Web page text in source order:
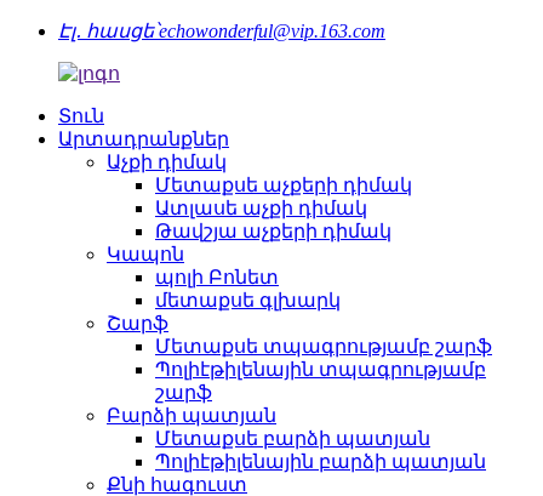
Էլ․ հասցե՝echowonderful@vip.163.com
Տուն
Արտադրանքներ
Աչքի դիմակ
Մետաքսե աչքերի դիմակ
Ատլասե աչքի դիմակ
Թավշյա աչքերի դիմակ
Կապոն
պոլի Բոնետ
մետաքսե գլխարկ
Շարֆ
Մետաքսե տպագրությամբ շարֆ
Պոլիէթիլենային տպագրությամբ
շարֆ
Բարձի պատյան
Մետաքսե բարձի պատյան
Պոլիէթիլենային բարձի պատյան
Քնի հագուստ